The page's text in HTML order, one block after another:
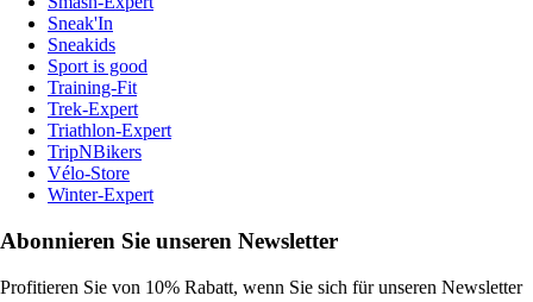
Sneak'In
Sneakids
Sport is good
Training-Fit
Trek-Expert
Triathlon-Expert
TripNBikers
Vélo-Store
Winter-Expert
Abonnieren Sie unseren Newsletter
Profitieren Sie von 10% Rabatt, wenn Sie sich für unseren Newsletter